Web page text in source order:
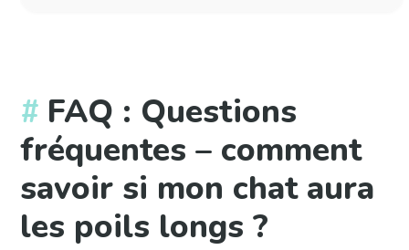
FAQ : Questions
fréquentes – comment
savoir si mon chat aura
les poils longs ?